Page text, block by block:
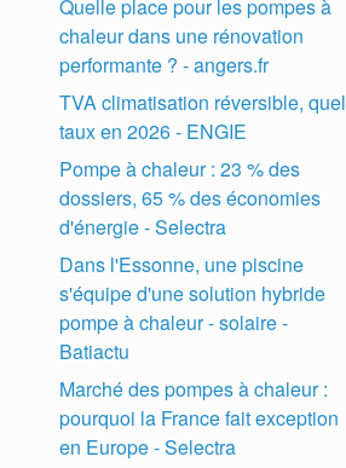
Quelle place pour les pompes à
chaleur dans une rénovation
performante ? - angers.fr
TVA climatisation réversible, quel
taux en 2026 - ENGIE
Pompe à chaleur : 23 % des
dossiers, 65 % des économies
d'énergie - Selectra
Dans l'Essonne, une piscine
s'équipe d'une solution hybride
pompe à chaleur - solaire -
Batiactu
Marché des pompes à chaleur :
pourquoi la France fait exception
en Europe - Selectra